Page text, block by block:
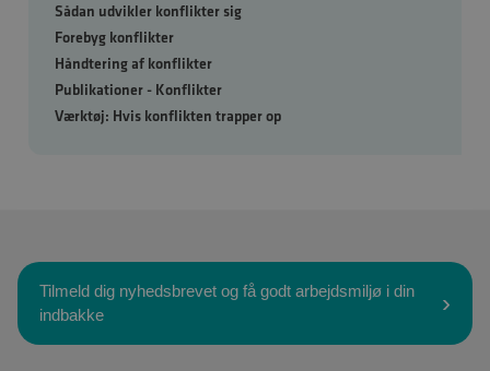
Sådan udvikler konflikter sig
Forebyg konflikter
Håndtering af konflikter
Publikationer - Konflikter
Værktøj: Hvis konflikten trapper op
Tilmeld dig nyhedsbrevet og få godt arbejdsmiljø i din
indbakke